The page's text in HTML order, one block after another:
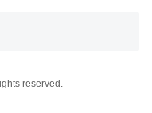
reserved.